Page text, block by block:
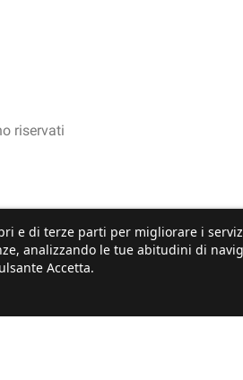
riservati
e di terze parti per migliorare i
analizzando le tue abitudini di
Accetta.